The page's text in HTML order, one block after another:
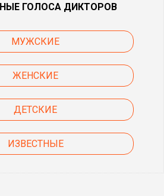
ГОЛОСА ДИКТОРОВ
МУЖСКИЕ
ЖЕНСКИЕ
ДЕТСКИЕ
ИЗВЕСТНЫЕ